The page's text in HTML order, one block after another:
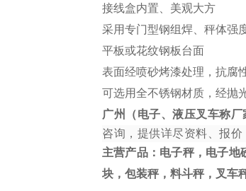
接线盒内置、美观大方
采用专门型钢组焊、秤体强
平板或花纹钢板台面
表面经喷砂烤漆处理，抗腐
可选用全不锈钢材质，经抛
广州（电子、液压叉车称
咨询，提供详尽资料、报价
主营产品：电子秤，电子地
块，包装秤，料斗秤，叉车